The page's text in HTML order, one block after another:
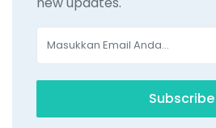
Subscribe